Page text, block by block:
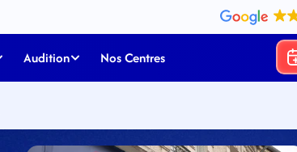
Audition Nos Centres